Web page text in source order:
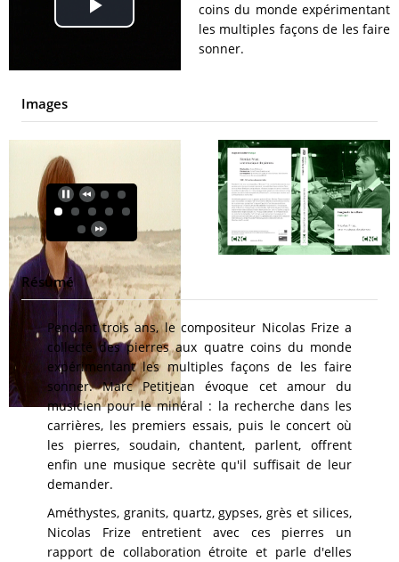
Play
Video
coins du monde expérimentant
les multiples façons de les faire
sonner.
Images
Résumé
Pendant trois ans, le compositeur Nicolas Frize a
collecté des pierres aux quatre coins du monde
expérimentant les multiples façons de les faire
sonner. Marc Petitjean évoque cet amour du
musicien pour le minéral : la recherche dans les
carrières, les premiers essais, puis le concert où
les pierres, soudain, chantent, parlent, offrent
enfin une musique secrète qu'il suffisait de leur
demander.
Améthystes, granits, quartz, gypses, grès et silices,
Nicolas Frize entretient avec ces pierres un
rapport de collaboration étroite et parle d'elles